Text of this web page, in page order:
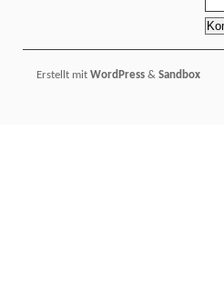
Erstellt mit WordPress & Sandbox